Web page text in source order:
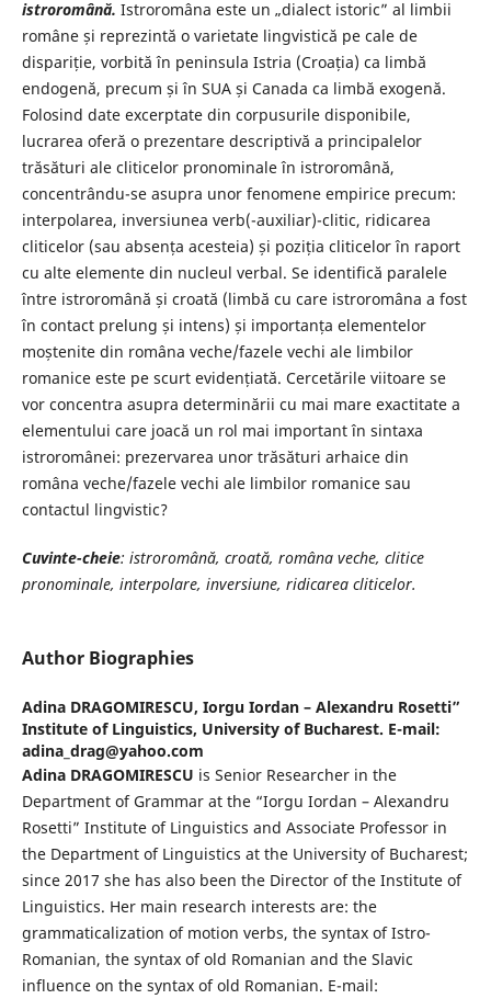
istroromână. Istroromâna este un „dialect istoric” al limbii
române și reprezintă o varietate lingvistică pe cale de
dispariție, vorbită în peninsula Istria (Croația) ca limbă
endogenă, precum și în SUA și Canada ca limbă exogenă.
Folosind date excerptate din corpusurile disponibile,
lucrarea oferă o prezentare descriptivă a principalelor
trăsături ale cliticelor pronominale în istroromână,
concentrându-se asupra unor fenomene empirice precum:
interpolarea, inversiunea verb(-auxiliar)-clitic, ridicarea
cliticelor (sau absența acesteia) și poziția cliticelor în raport
cu alte elemente din nucleul verbal. Se identifică paralele
între istroromână și croată (limbă cu care istroromâna a fost
în contact prelung și intens) și importanța elementelor
moștenite din româna veche/fazele vechi ale limbilor
romanice este pe scurt evidențiată. Cercetările viitoare se
vor concentra asupra determinării cu mai mare exactitate a
elementului care joacă un rol mai important în sintaxa
istroromânei: prezervarea unor trăsături arhaice din
româna veche/fazele vechi ale limbilor romanice sau
contactul lingvistic?
Cuvinte-cheie: istroromână, croată, româna veche, clitice
pronominale, interpolare, inversiune, ridicarea cliticelor.
Author Biographies
Adina DRAGOMIRESCU, Iorgu Iordan – Alexandru Rosetti”
Institute of Linguistics, University of Bucharest. E-mail:
adina_drag@yahoo.com
Adina DRAGOMIRESCU is Senior Researcher in the
Department of Grammar at the “Iorgu Iordan – Alexandru
Rosetti” Institute of Linguistics and Associate Professor in
the Department of Linguistics at the University of Bucharest;
since 2017 she has also been the Director of the Institute of
Linguistics. Her main research interests are: the
grammaticalization of motion verbs, the syntax of Istro-
Romanian, the syntax of old Romanian and the Slavic
influence on the syntax of old Romanian. E-mail: